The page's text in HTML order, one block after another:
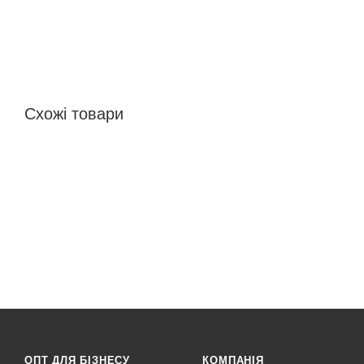
Схожі товари
ОПТ ДЛЯ БІЗНЕСУ КОМПАНІЯ